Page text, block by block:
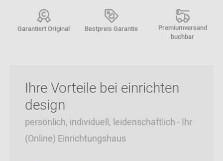
Garantiert Original Bestpreis Garantie
Premiumversand
buchbar
Ihre Vorteile bei einrichten
design
persönlich, individuell, leidenschaftlich - Ihr
(Online) Einrichtungshaus